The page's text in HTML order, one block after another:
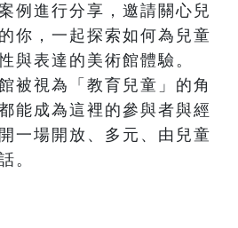
例進行分享，邀請關心兒
你，一起探索如何為兒童
與表達的美術館體驗。
被視為「教育兒童」的角
能成為這裡的參與者與經
一場開放、多元、由兒童
。